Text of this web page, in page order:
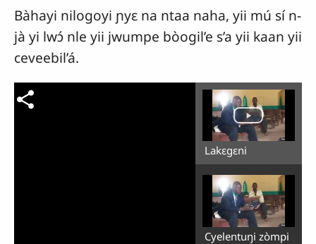
Bàhayi nilogoyi ɲyɛ na ntaa naha, yii mú sí n-
jà yi lwɔ́ nle yii jwumpe bòogil’e s’a yii kaan yii
ceveebil’á.
Lakɛgɛni
Cyelentuŋi zòmpi